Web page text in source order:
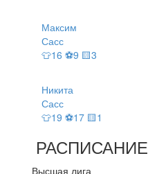
Максим
Сасс
👕16 ⚽9 🟨3
Никита
Сасс
👕19 ⚽17 🟨1
РАСПИСАНИЕ
Высшая лига